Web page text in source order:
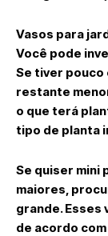
Vasos para
Você pode
Se tiver pouco
restante
o que terá
tipo de planta
Se quiser mini
maiores,
grande. Esses
de acordo